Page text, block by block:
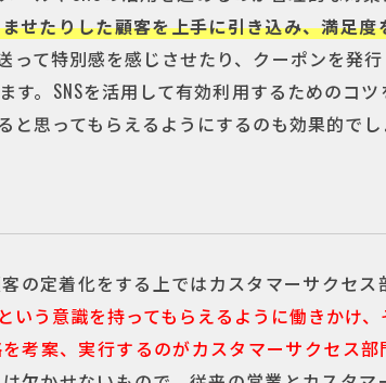
せたりした顧客を上手に引き込み、満足
って特別感を感じさせたり、クーポンを発
す。SNSを活用して有効利用するためのコ
と思ってもらえるようにするのも効果的で
の定着化をする上ではカスタマーサクセ
いう意識を持ってもらえるように働きかけ
考案、実行するのがカスタマーサクセス部